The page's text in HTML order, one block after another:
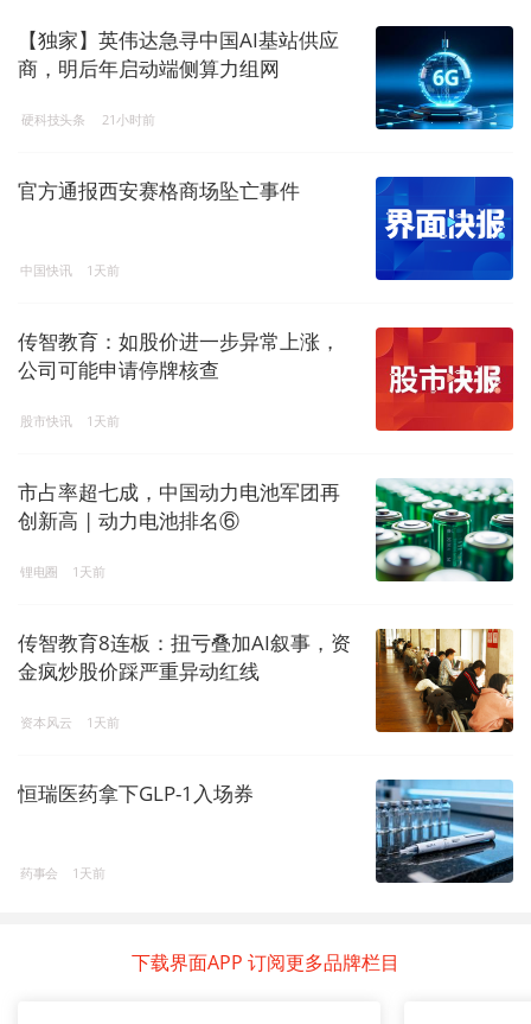
【独家】英伟达急寻中国AI基站供应
商，明后年启动端侧算力组网
硬科技头条 21小时前
官方通报西安赛格商场坠亡事件
中国快讯 1天前
传智教育：如股价进一步异常上涨，
公司可能申请停牌核查
股市快讯 1天前
市占率超七成，中国动力电池军团再
创新高 | 动力电池排名⑥
锂电圈 1天前
传智教育8连板：扭亏叠加AI叙事，资
金疯炒股价踩严重异动红线
资本风云 1天前
恒瑞医药拿下GLP-1入场券
药事会 1天前
下载界面APP 订阅更多品牌栏目